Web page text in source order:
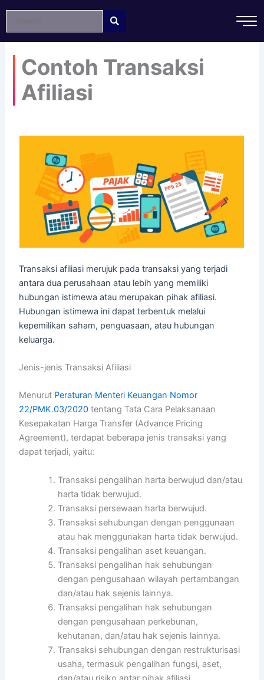
konten
Contoh Transaksi
Afiliasi
Transaksi afiliasi merujuk pada transaksi yang terjadi
antara dua perusahaan atau lebih yang memiliki
hubungan istimewa atau merupakan pihak afiliasi.
Hubungan istimewa ini dapat terbentuk melalui
kepemilikan saham, penguasaan, atau hubungan
keluarga.
Jenis-jenis Transaksi Afiliasi
Menurut Peraturan Menteri Keuangan Nomor
22/PMK.03/2020 tentang Tata Cara Pelaksanaan
Kesepakatan Harga Transfer (Advance Pricing
Agreement), terdapat beberapa jenis transaksi yang
dapat terjadi, yaitu:
Transaksi pengalihan harta berwujud dan/atau
harta tidak berwujud.
Transaksi persewaan harta berwujud.
Transaksi sehubungan dengan penggunaan
atau hak menggunakan harta tidak berwujud.
Transaksi pengalihan aset keuangan.
Transaksi pengalihan hak sehubungan
dengan pengusahaan wilayah pertambangan
dan/atau hak sejenis lainnya.
Transaksi pengalihan hak sehubungan
dengan pengusahaan perkebunan,
kehutanan, dan/atau hak sejenis lainnya.
Transaksi sehubungan dengan restrukturisasi
usaha, termasuk pengalihan fungsi, aset,